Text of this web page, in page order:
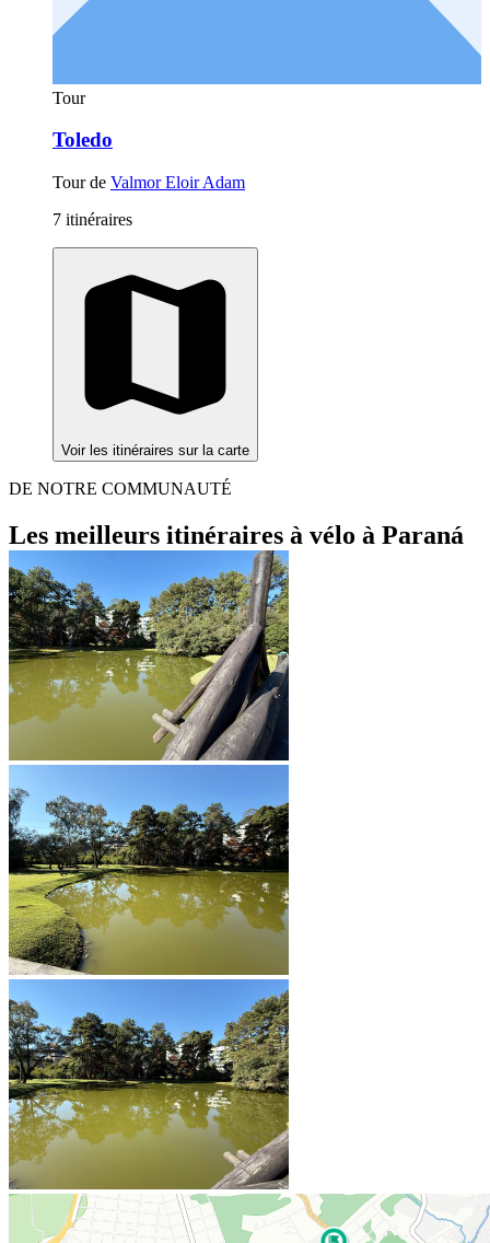
Tour
Toledo
Tour de Valmor Eloir Adam
7 itinéraires
Voir les itinéraires sur la carte
DE NOTRE COMMUNAUTÉ
Les meilleurs itinéraires à vélo à Paraná